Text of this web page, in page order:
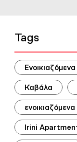
Tags
Καβάλα
Irini